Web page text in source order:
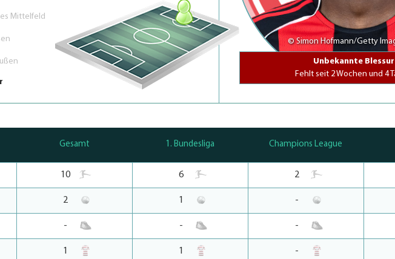
Mittelfeld
© Simon Hofmann/Getty
Unbekannte Blessur
Fehlt seit 2 Wochen und 4
Gesamt 1. Bundesliga Champions League
10 6 2
2 1 -
- - -
1 1 -